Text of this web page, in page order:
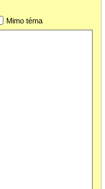
Mimo téma